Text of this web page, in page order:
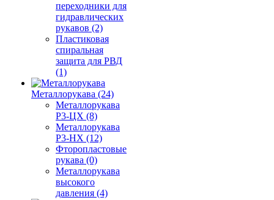
переходники для
гидравлических
рукавов (2)
Пластиковая
спиральная
защита для РВД
(1)
Металлорукава (24)
Металлорукава
Р3-ЦХ (8)
Металлорукава
Р3-НХ (12)
Фторопластовые
рукава (0)
Металлорукава
высокого
давления (4)